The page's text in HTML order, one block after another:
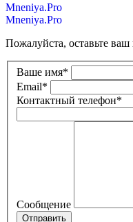
Mneniya.Pro
Mneniya.Pro
Пожалуйста, оставьте
Ваше имя*
Email*
Контактный телефон*
Сообщение